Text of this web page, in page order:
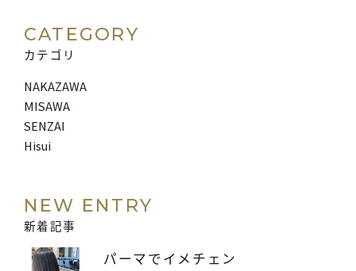
CATEGORY
カテゴリ
NAKAZAWA
MISAWA
SENZAI
Hisui
NEW ENTRY
新着記事
パーマでイメチェン